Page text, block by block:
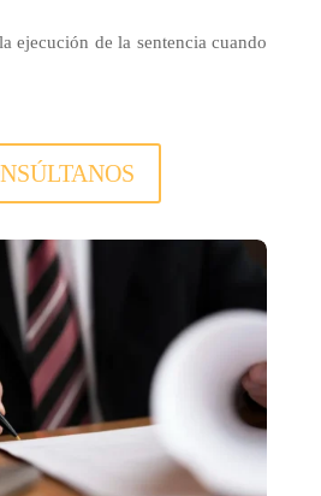
ejecución de la sentencia cuando